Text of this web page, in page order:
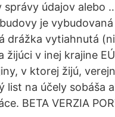
správy údajov alebo
je
drážka vytiahnutá
v inej krajine
v ktorej žijú,
na účely sobáša
BETA VERZIA